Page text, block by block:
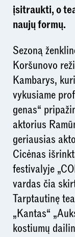
įsitraukti, o
naujų formų.
Sezoną
Koršunovo
Kambarys,
vykusiame
genas“
aktorius
geriausias
Cicėnas
festivalyje
vardas čia
Tarptautinę
„Kantas“
kostiumų